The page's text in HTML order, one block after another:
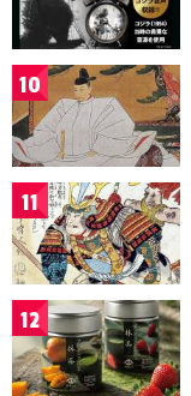
10
11
12